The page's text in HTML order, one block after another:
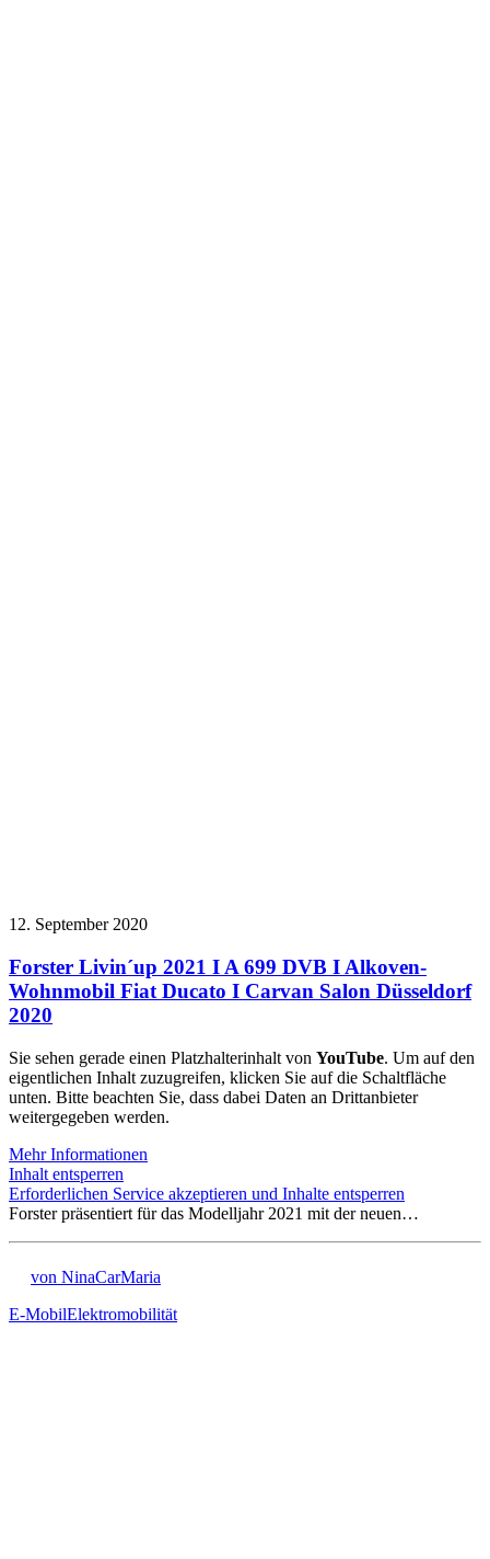
12. September 2020
Forster Livin´up 2021 I A 699 DVB I Alkoven-
Wohnmobil Fiat Ducato I Carvan Salon Düsseldorf
2020
Sie sehen gerade einen Platzhalterinhalt von YouTube. Um auf den
eigentlichen Inhalt zuzugreifen, klicken Sie auf die Schaltfläche
unten. Bitte beachten Sie, dass dabei Daten an Drittanbieter
weitergegeben werden.
Mehr Informationen
Inhalt entsperren
Erforderlichen Service akzeptieren und Inhalte entsperren
Forster präsentiert für das Modelljahr 2021 mit der neuen…
von NinaCarMaria
E-MobilElektromobilität